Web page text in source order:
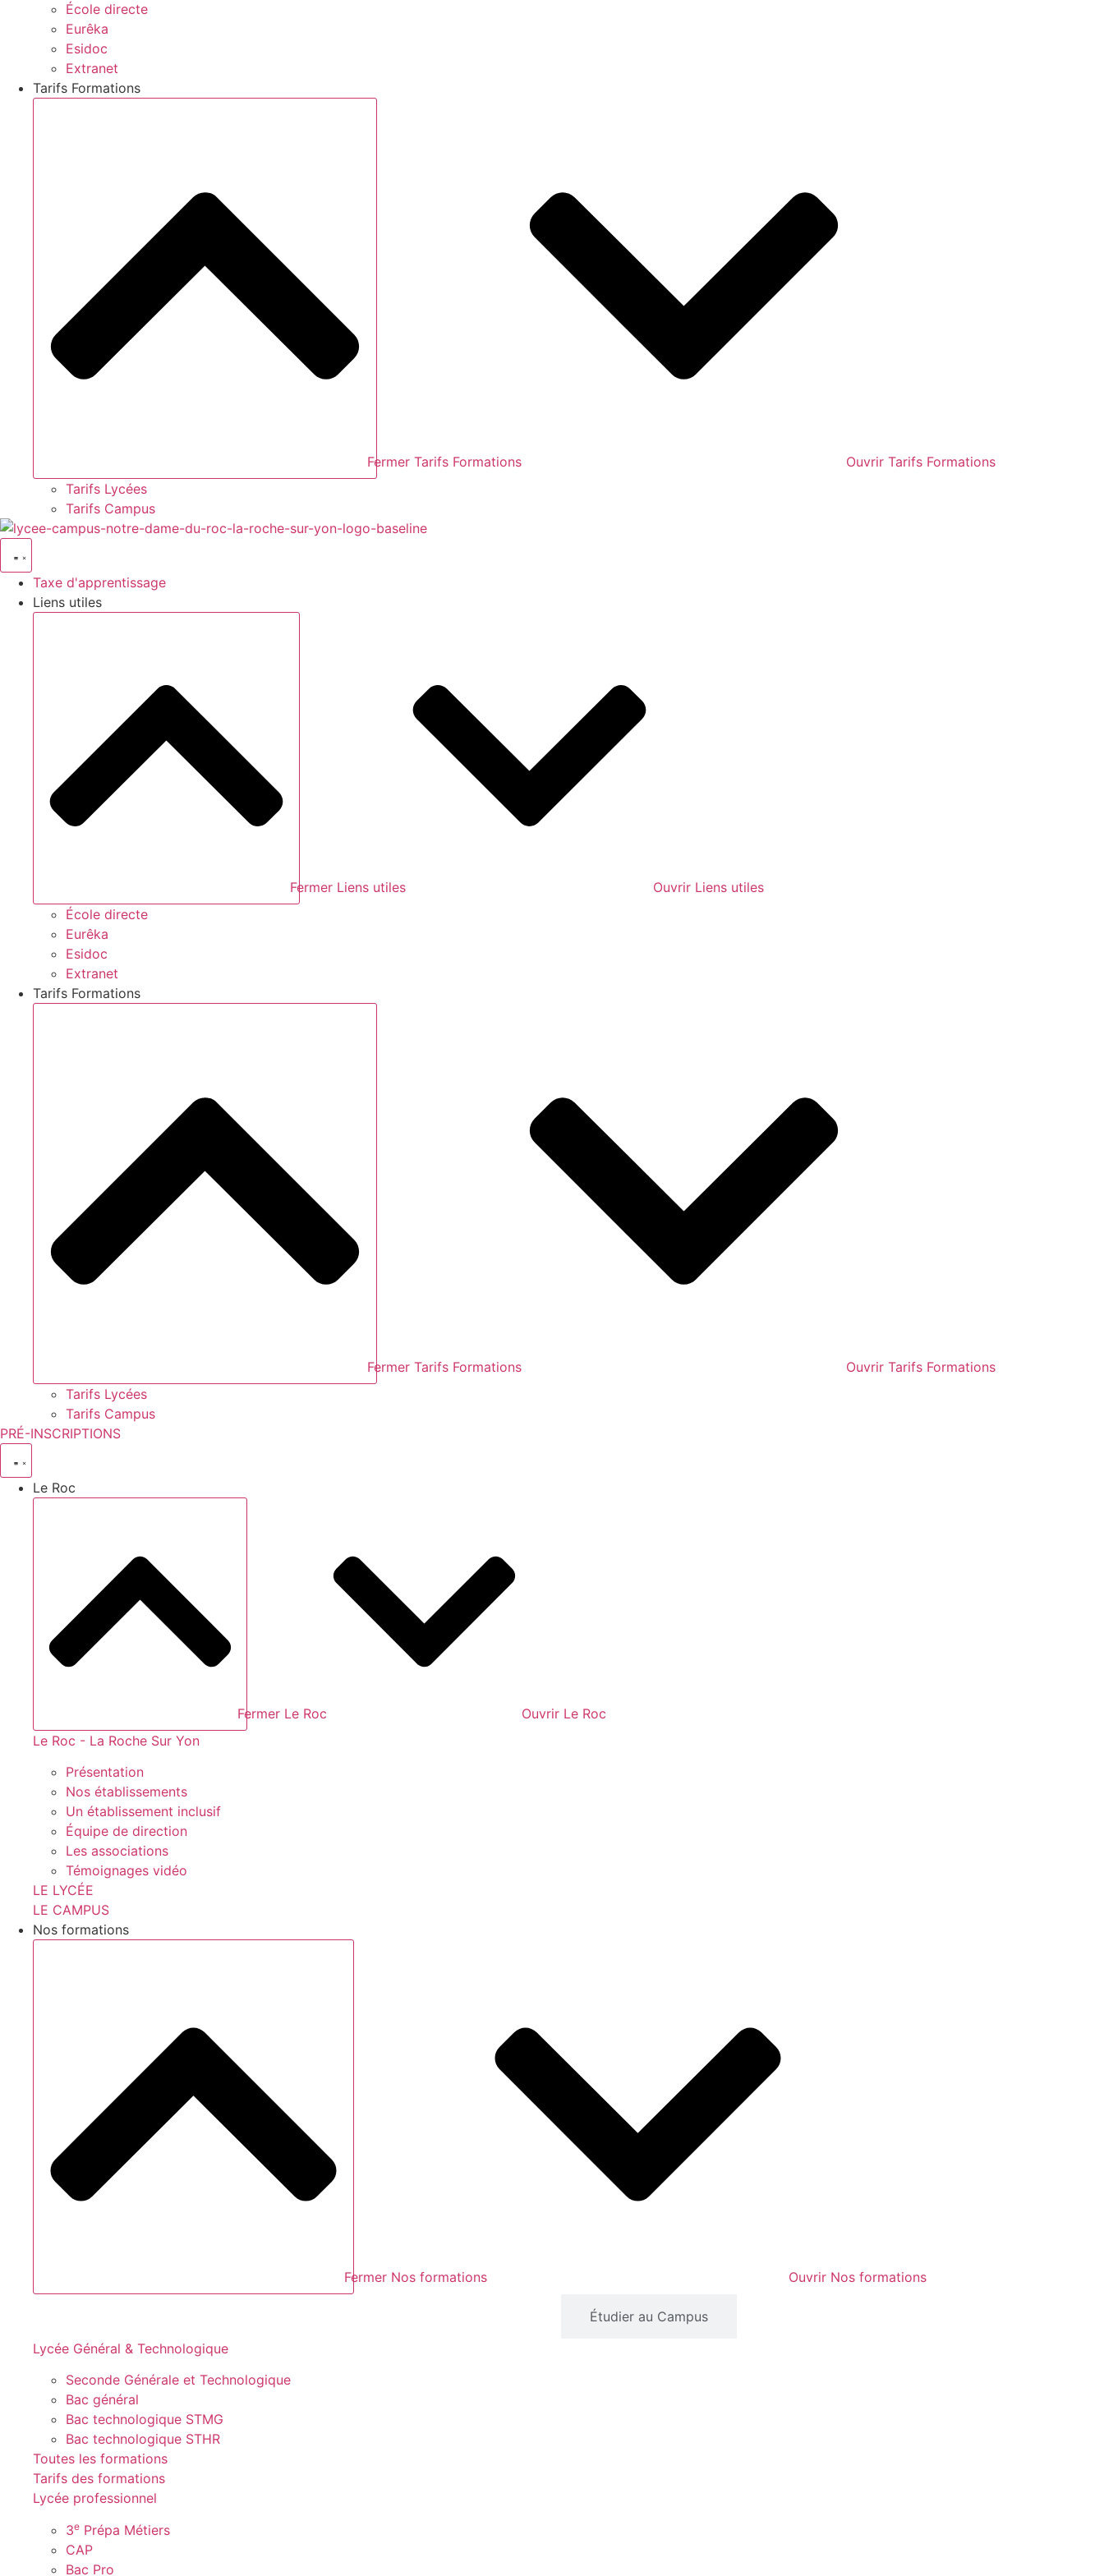
École directe
Eurêka
Esidoc
Extranet
Tarifs Formations
Fermer Tarifs Formations
Ouvrir Tarifs Formations
Tarifs Lycées
Tarifs Campus
Taxe d'apprentissage
Liens utiles
Fermer Liens utiles
Ouvrir Liens utiles
École directe
Eurêka
Esidoc
Extranet
Tarifs Formations
Fermer Tarifs Formations
Ouvrir Tarifs Formations
Tarifs Lycées
Tarifs Campus
PRÉ-INSCRIPTIONS
Le Roc
Fermer Le Roc
Ouvrir Le Roc
Le Roc - La Roche Sur Yon
Présentation
Nos établissements
Un établissement inclusif
Équipe de direction
Les associations
Témoignages vidéo
LE LYCÉE
LE CAMPUS
Nos formations
Fermer Nos formations Ouvrir Nos formations
Étudier au Campus
Lycée Général & Technologique
Seconde Générale et Technologique
Bac général
Bac technologique STMG
Bac technologique STHR
Toutes les formations
Tarifs des formations
Lycée professionnel
3e Prépa Métiers
CAP
Bac Pro